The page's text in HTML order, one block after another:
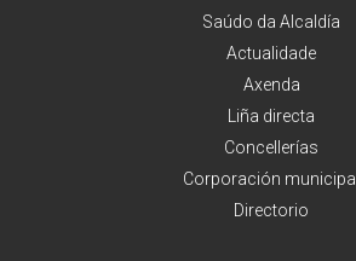
Saúdo da Alcaldía
Actualidade
Axenda
Liña directa
Concellerías
Corporación municipal
Directorio